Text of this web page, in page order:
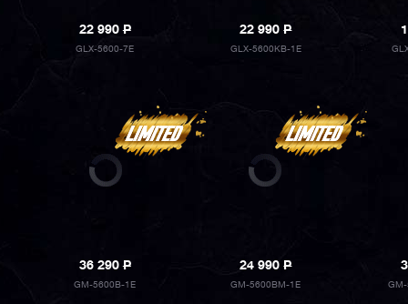
22 990P
GLX-5600-7E
22 990P
GLX-5600KB-1E
36 290P
GM-5600B-1E
24 990P
GM-5600BM-1E